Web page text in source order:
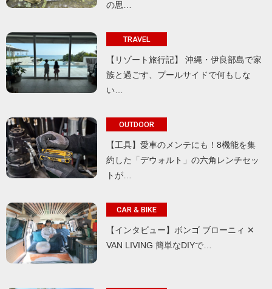
の思…
TRAVEL
【リゾート旅行記】 沖縄・伊良部島で家
族と過ごす、プールサイドで何もしな
い…
OUTDOOR
【工具】愛車のメンテにも！8機能を集
約した「デウォルト」の六角レンチセッ
トが…
CAR & BIKE
【インタビュー】ボンゴ ブローニィ ✕
VAN LIVING 簡単なDIYで…